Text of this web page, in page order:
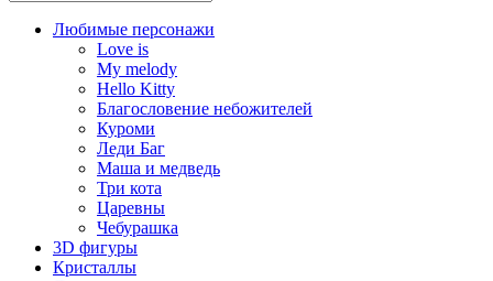
Любимые персонажи
Love is
My melody
Hello Kitty
Благословение небожителей
Куроми
Леди Баг
Маша и медведь
Три кота
Царевны
Чебурашка
3D фигуры
Кристаллы